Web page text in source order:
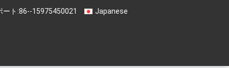
Japanese
ート:86--15975450021